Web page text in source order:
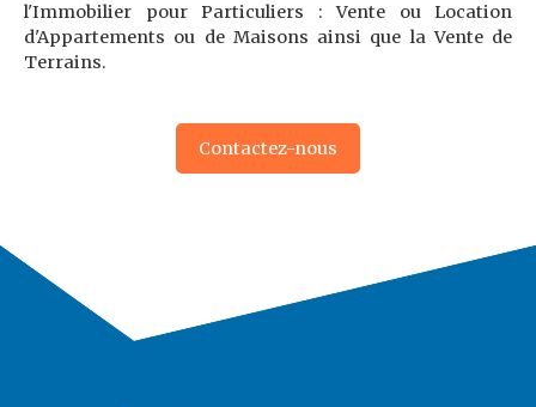
l'Immobilier pour Particuliers : Vente ou Location
d'Appartements ou de Maisons ainsi que la Vente de
Terrains.
Contactez-nous